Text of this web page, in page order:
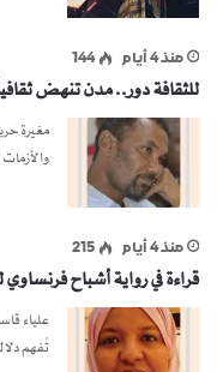
منذ 4 أيام 144
للثقافة دور.. مدن تنهض
مغيرة
منذ 4 أيام 215
قراءة في رواية أشباح
علياء
تُفهم